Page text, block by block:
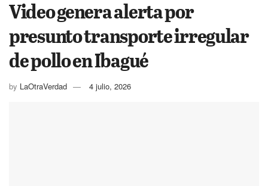
Video genera alerta por
presunto transporte irregular
de pollo en Ibagué
by LaOtraVerdad 4 julio, 2026